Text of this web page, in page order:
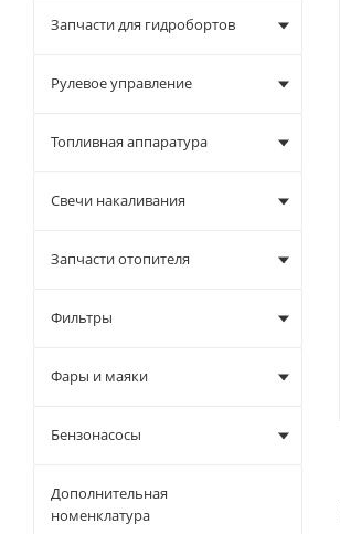
Запчасти для гидробортов
Рулевое управление
Топливная аппаратура
Свечи накаливания
Запчасти отопителя
Фильтры
Фары и маяки
Бензонасосы
Дополнительная
номенклатура